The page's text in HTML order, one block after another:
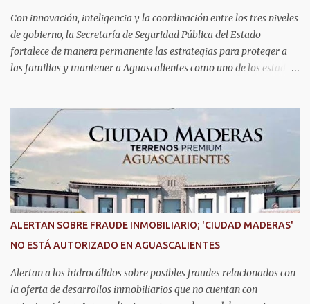
nivel global.
Con innovación, inteligencia y la coordinación entre los tres niveles
de gobierno, la Secretaría de Seguridad Pública del Estado
fortalece de manera permanente las estrategias para proteger a
las familias y mantener a Aguascalientes como uno de los estados
aérea, brindar apoyo táctico a los operativos de seguridad,
realizar traslados aeromédicos y participar en el transporte de
órganos, fortaleciendo la capacidad de respuesta de las
instituciones ante situaciones que requieren atención inmediata.
En reconocimiento a su liderazgo al mando del helicóptero Fuerza
Uno y a la contribución de esta aeronave en las operaciones de
seguridad y en los servicios de emergencia en Aguascalientes, el
secretario de Seguridad Pública del Estado, comisario general
Antonio Martínez Romo, fue distinguido durante el TechDay 2026.
Martínez Romo destacó que el helicóptero repres...
ALERTAN SOBRE FRAUDE INMOBILIARIO; 'CIUDAD MADERAS'
NO ESTÁ AUTORIZADO EN AGUASCALIENTES
Alertan a los hidrocálidos sobre posibles fraudes relacionados con
la oferta de desarrollos inmobiliarios que no cuentan con